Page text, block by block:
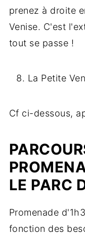
prenez à droite
Venise. C'est
tout se passe !
La Petite
Cf ci-dessous,
LE PARC
Promenade
fonction des